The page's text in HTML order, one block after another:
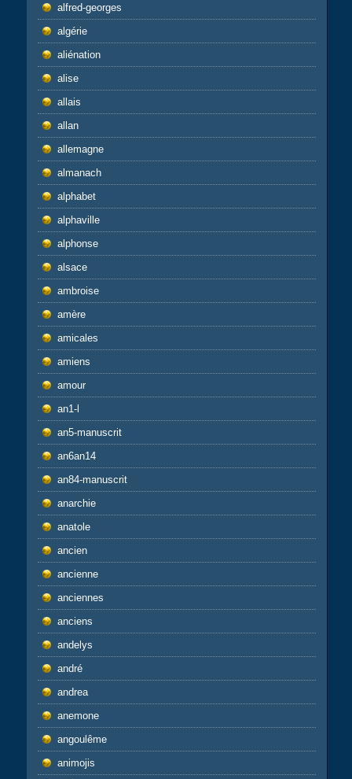
alfred-georges
algérie
aliénation
alise
allais
allan
allemagne
almanach
alphabet
alphaville
alphonse
alsace
ambroise
amère
amicales
amiens
amour
an1-l
an5-manuscrit
an6an14
an84-manuscrit
anarchie
anatole
ancien
ancienne
anciennes
anciens
andelys
andré
andrea
anemone
angoulême
animojis